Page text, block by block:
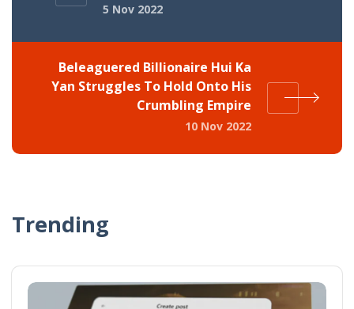
5 Nov 2022
Beleaguered Billionaire Hui Ka
Yan Struggles To Hold Onto His
Crumbling Empire
10 Nov 2022
Trending